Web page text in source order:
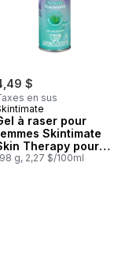
$
en sus
à raser pour
Skintimate
Therapy pour
sensible
g, 2,27 $/100ml
peau sensible
Better Sensitive